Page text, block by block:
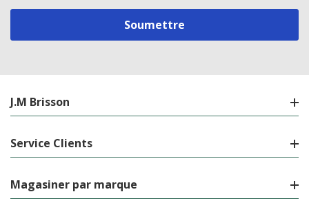
courriel
J.M Brisson
Service Clients
Magasiner par marque